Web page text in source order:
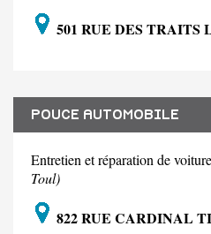
501 RUE DES TRAITS
POUCE AUTOMOBILE
Entretien et réparation de
Toul)
822 RUE CARDINAL